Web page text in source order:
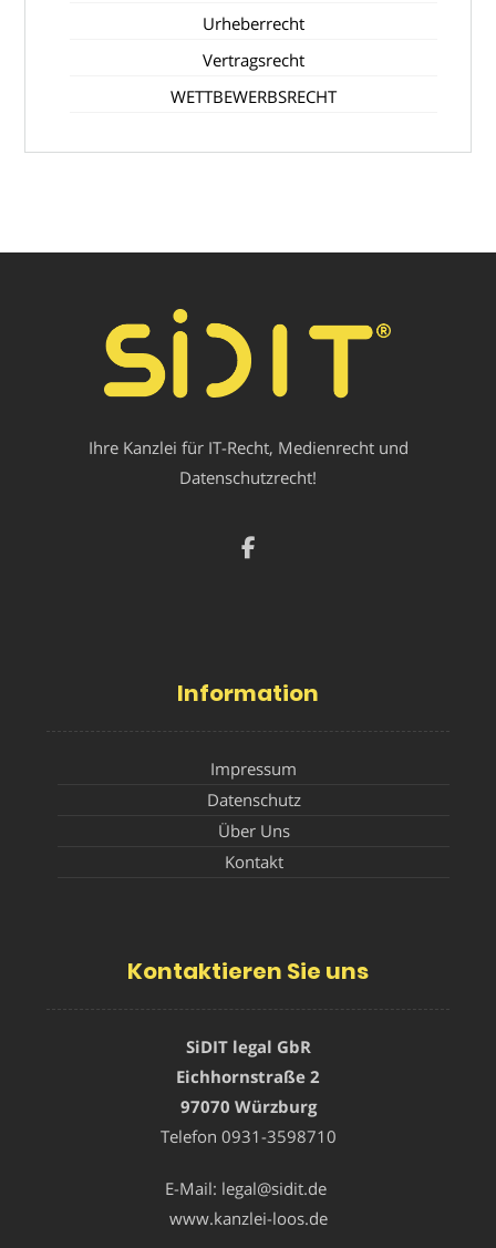
Urheberrecht
Vertragsrecht
WETTBEWERBSRECHT
Ihre Kanzlei für IT-Recht, Medienrecht und
Datenschutzrecht!
Information
Impressum
Datenschutz
Über Uns
Kontakt
Kontaktieren Sie uns
SiDIT legal GbR
Eichhornstraße 2
97070 Würzburg
Telefon 0931-3598710
E-Mail: legal@sidit.de
www.kanzlei-loos.de